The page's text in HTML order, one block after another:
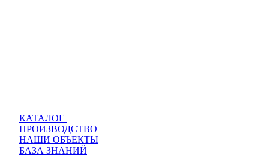
КАТАЛОГ
ПРОИЗВОДСТВО
НАШИ ОБЪЕКТЫ
БАЗА ЗНАНИЙ